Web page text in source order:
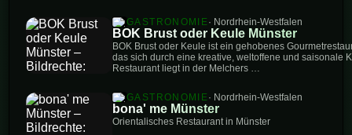
GASTRONOMIE · Nordrhein-Westfalen
BOK Brust oder Keule Münster
BOK Brust oder Keule ist ein gehobenes
das sich durch eine kreative, weltoffene und saisonale
Restaurant liegt in der Melchers …
GASTRONOMIE · Nordrhein-Westfalen
bona' me Münster
Orientalisches Restaurant in Münster